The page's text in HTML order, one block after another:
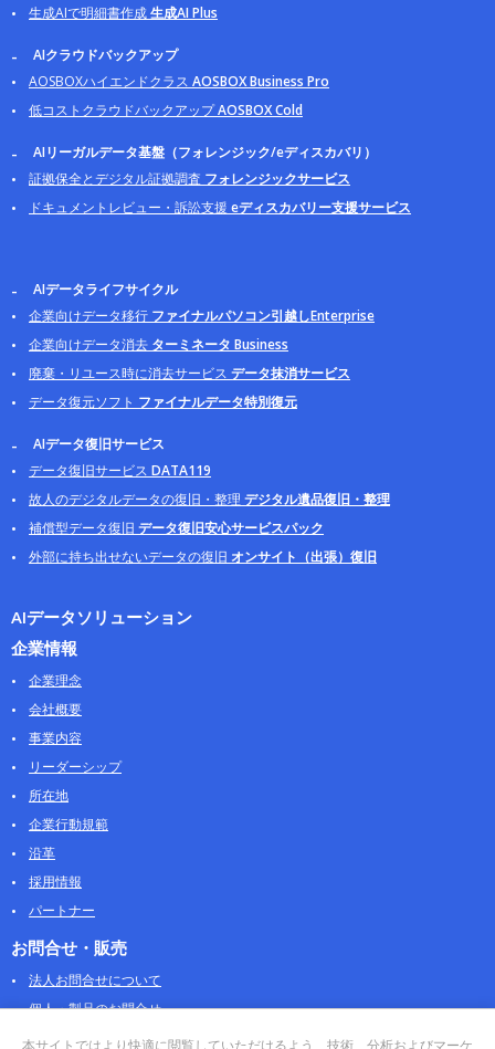
生成AIで明細書作成生成AI Plus
AIクラウドバックアップ
AOSBOXハイエンドクラス AOSBOX Business Pro
低コストクラウドバックアップAOSBOX Cold
AIリーガルデータ基盤（フォレンジック/eディスカバリ）
証拠保全とデジタル証拠調査 フォレンジックサービス
ドキュメントレビュー・訴訟支援 eディスカバリー支援サービス
AIデータライフサイクル
企業向けデータ移行 ファイナルパソコン引越しEnterprise
企業向けデータ消去 ターミネータ Business
廃棄・リユース時に消去サービス データ抹消サービス
データ復元ソフト ファイナルデータ特別復元
AIデータ復旧サービス
データ復旧サービス DATA119
故人のデジタルデータの復旧・整理 デジタル遺品復旧・整理
補償型データ復旧 データ復旧安心サービスパック
外部に持ち出せないデータの復旧 オンサイト（出張）復旧
AIデータソリューション
企業情報
企業理念
会社概要
事業内容
リーダーシップ
所在地
企業行動規範
沿革
採用情報
パートナー
お問合せ・販売
法人お問合せについて
個人・製品のお問合せ
AOSストア
本サイトではより快適に閲覧していただけるよう、技術、分析およびマーケ